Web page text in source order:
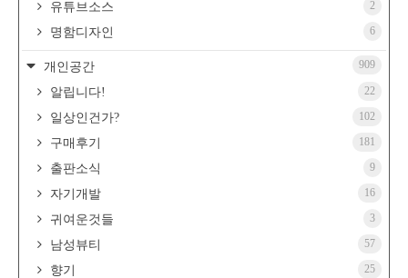
유튜브소스 2
명함디자인 6
개인공간 909
알립니다! 22
일상인건가? 102
구매후기 181
출판소식 9
자기개발 16
귀여운것들 3
남성뷰티 57
향기 25